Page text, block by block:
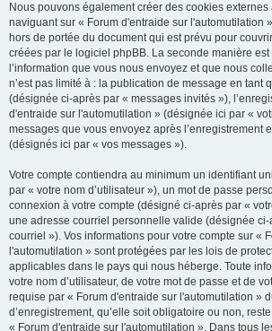
Nous pouvons également créer des cookies
naviguant sur « Forum d'entraide sur l'automutilation
hors de portée du document qui est prévu pour
créées par le logiciel phpBB. La seconde manière
l’information que vous nous envoyez et que nous
n’est pas limité à : la publication de message en tant
(désignée ci-après par « messages invités »),
d'entraide sur l'automutilation » (désignée ici par «
messages que vous envoyez après l’enregistrement
(désignés ici par « vos messages »).
Votre compte contiendra au minimum un identifiant
par « votre nom d’utilisateur »), un mot de passe
connexion à votre compte (désigné ci-après par «
une adresse courriel personnelle valide (désignée ci-
courriel »). Vos informations pour votre compte sur «
l'automutilation » sont protégées par les lois de
applicables dans le pays qui nous héberge. Toute
votre nom d’utilisateur, de votre mot de passe et de
requise par « Forum d'entraide sur l'automutilation »
d’enregistrement, qu’elle soit obligatoire ou non,
« Forum d'entraide sur l'automutilation ». Dans tous